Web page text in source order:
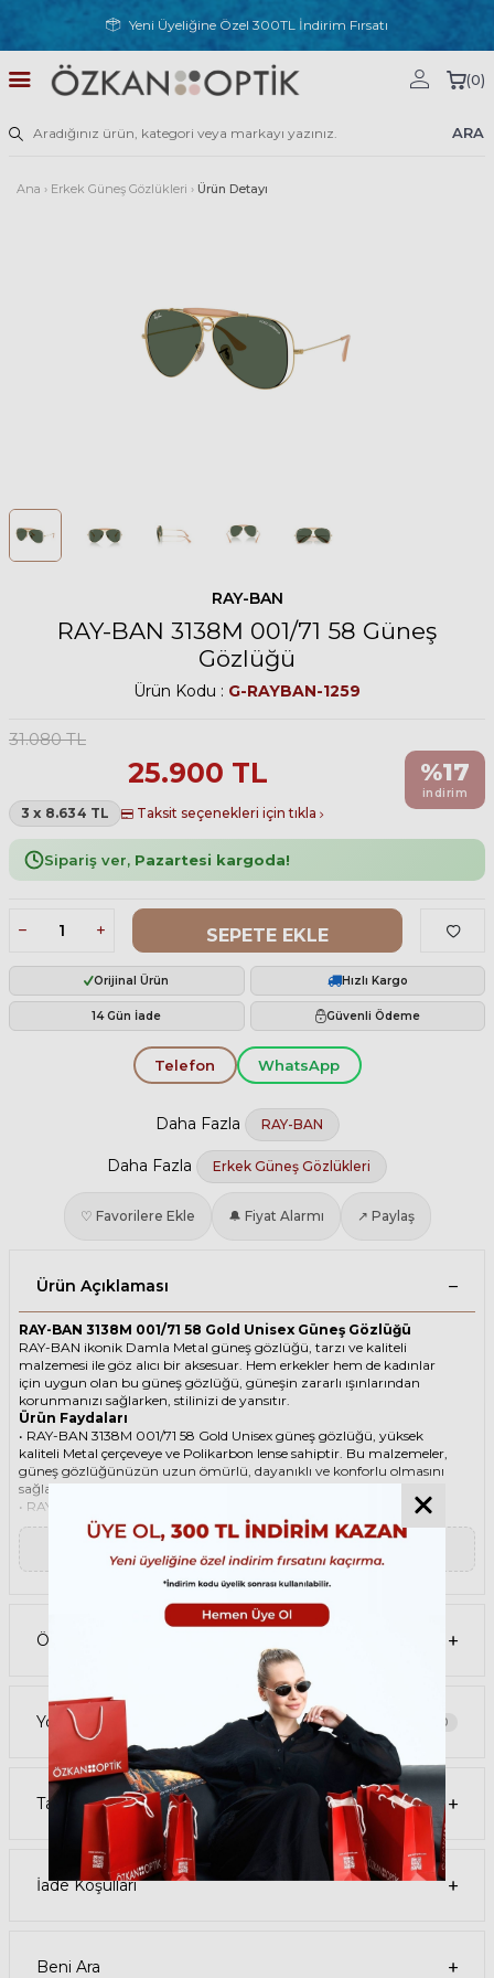
Yeni Üyeliğine Özel 300TL İndirim Fırsatı
ARA
(0)
Ana › Erkek Güneş Gözlükleri › Ürün Detayı
RAY-BAN
RAY-BAN 3138M 001/71 58 Güneş
Gözlüğü
Ürün Kodu : G-RAYBAN-1259
31.080TL
25.900 TL
3 x 8.634 TL Taksit seçenekleri için tıkla
%17
indirim
Sipariş ver, Pazartesi kargoda!
SEPETE EKLE
Orijinal Ürün Hızlı Kargo
14 Gün İade Güvenli Ödeme
Telefon WhatsApp
Daha Fazla RAY-BAN
Daha Fazla Erkek Güneş Gözlükleri
♡ Favorilere Ekle 🔔 Fiyat Alarmı ↗ Paylaş
Ürün Açıklaması
RAY-BAN 3138M 001/71 58 Gold Unisex Güneş Gözlüğü
RAY-BAN ikonik Damla Metal güneş gözlüğü, tarzı ve kaliteli
malzemesi ile göz alıcı bir aksesuar. Hem erkekler hem de kadınlar
için uygun olan bu güneş gözlüğü, güneşin zararlı ışınlarından
korunmanızı sağlarken, stilinizi de yansıtır.
Ürün Faydaları
• RAY-BAN 3138M 001/71 58 Gold Unisex güneş gözlüğü, yüksek
kaliteli Metal çerçeveye ve Polikarbon lense sahiptir. Bu malzemeler,
güneş gözlüğünüzün uzun ömürlü, dayanıklı ve konforlu olmasını
sağlar.
• RAY-BAN 3138M 001/71 58 Unisex Gold güneş gözlüğü, %100 UV
koruması sunar. Bu sayede, gözlerinizi güneşin zararlı ışınlarından
korur ve göz sağlığınızı korur. Yeşil cam rengi, ışığı dengeli bir şekilde
filtreler ve her ortamda rahat bir görüş sağlar.
Paket İçeriği
• Gözlük temizleme spreyi
• Gözlük temizleme bezi
• RAY-BAN 3138M 001/71 58 Gold Unisex güneş gözlüğünüzü,
güneşli havalarda veya ışığın fazla olduğu ortamlarda
kullanabilirsiniz. Güneş gözlüğünüzü, yüz şeklinize uygun bir
şekilde takın ve burun pedlerini ayarlayın. Güneş gözlüğünüzü
çıkardığınızda, kılıfına koyun ve temiz bir bezle silin.
• RAY-BAN Damla Metal güneş gözlüğünüzü, farklı kıyafetlerle
kombinleyebilirsiniz. Güneş gözlüğünüz hem spor hem de klasik
tarzlarla uyum sağlar. Güneş gözlüğünüzü, tişört, kot, ceket, elbise,
takım elbise gibi giysilerle birlikte kullanabilirsiniz.
Satın Alma Bilgileri
• RAY-BAN 3138M 001/71 58 Gold Unisex Güneş Gözlüğünün stok
durumu sınırlıdır, elinizi çabuk tutun. Ürünü sepetinize ekleyerek
veya hemen al butonuna tıklayarak sipariş verebilirsiniz.
• Ürününüz, siparişinizi verdikten sonra 1-3 iş günü içinde kargoya
Ödeme Seçenekleri
Yorumlar 0
Tavsiye Et
İade Koşulları
Beni Ara